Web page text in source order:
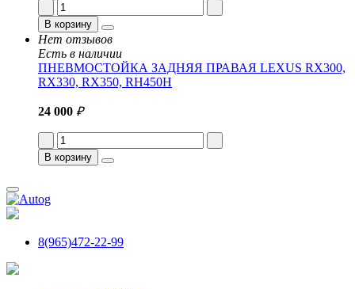
В корзину
Нет отзывов
Есть в наличии
ПНЕВМОСТОЙКА ЗАДНЯЯ ПРАВАЯ LEXUS RX300,
RX330, RX350, RH450H
24 000 ₽
В корзину
8(965)472-22-99